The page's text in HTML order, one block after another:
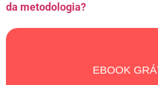
da metodologia?
EBOOK